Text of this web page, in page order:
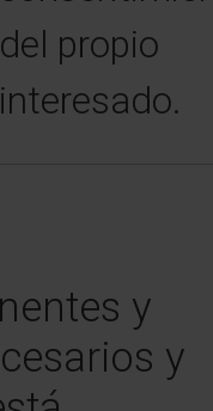
del propio
interesado.
y
y